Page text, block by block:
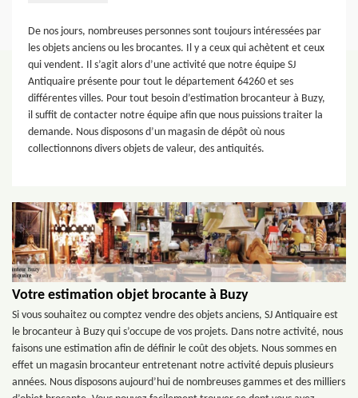
De nos jours, nombreuses personnes sont toujours intéressées par
les objets anciens ou les brocantes. Il y a ceux qui achètent et ceux
qui vendent. Il s’agit alors d’une activité que notre équipe SJ
Antiquaire présente pour tout le département 64260 et ses
différentes villes. Pour tout besoin d’estimation brocanteur à Buzy,
il suffit de contacter notre équipe afin que nous puissions traiter la
demande. Nous disposons d’un magasin de dépôt où nous
collectionnons divers objets de valeur, des antiquités.
Votre estimation objet brocante à Buzy
Si vous souhaitez ou comptez vendre des objets anciens, SJ Antiquaire est
le brocanteur à Buzy qui s’occupe de vos projets. Dans notre activité, nous
faisons une estimation afin de définir le coût des objets. Nous sommes en
effet un magasin brocanteur entretenant notre activité depuis plusieurs
années. Nous disposons aujourd’hui de nombreuses gammes et des milliers